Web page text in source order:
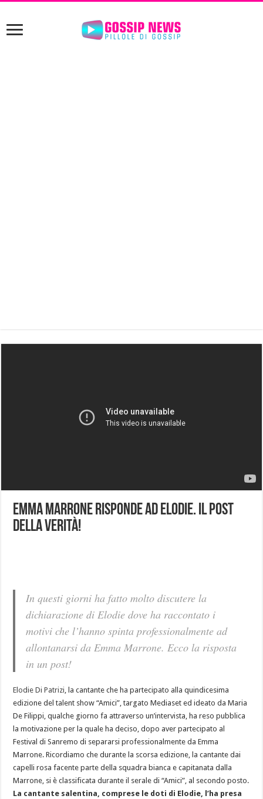
Emma Marrone risponde ad Elodie. Il post
della verità!
In questi giorni ha fatto molto discutere la
dichiarazione di Elodie dove ha raccontato i
motivi che l’hanno spinta professionalmente ad
allontanarsi da Emma Marrone. Ecco la risposta
in un post!
Elodie Di Patrizi, la cantante che ha partecipato alla quindicesima
edizione del talent show “Amici”, targato Mediaset ed ideato da Maria
De Filippi, qualche giorno fa attraverso un’intervista, ha reso pubblica
la motivazione per la quale ha deciso, dopo aver partecipato al
Festival di Sanremo di separarsi professionalmente da Emma
Marrone. Ricordiamo che durante la scorsa edizione, la cantante dai
capelli rosa facente parte della squadra bianca e capitanata dalla
Marrone, si è classificata durante il serale di “Amici”, al secondo posto.
La cantante salentina, comprese le doti di Elodie, l’ha presa